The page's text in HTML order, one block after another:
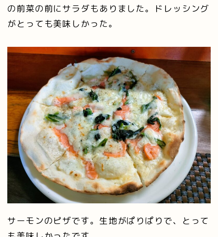
の前菜の前にサラダもありました。ドレッシング
がとっても美味しかった。
サーモンのピザです。生地がぱりぱりで、とって